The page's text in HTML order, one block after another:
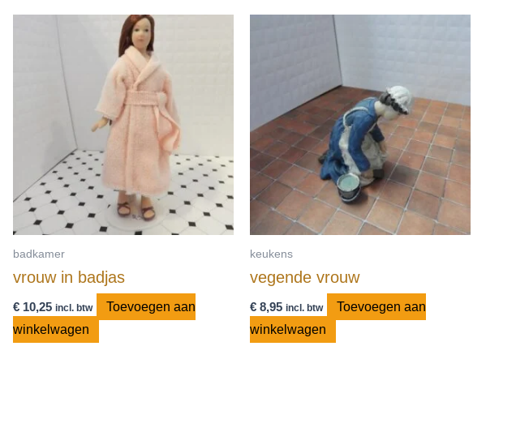
badkamer
vrouw in badjas
€10,25 incl. btw
Toevoegen aan
winkelwagen
keukens
vegende vrouw
€8,95 incl. btw
Toevoegen aan
winkelwagen